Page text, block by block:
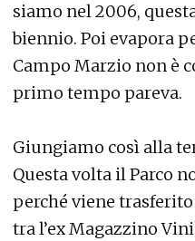
siamo nel 2006,
biennio. Poi evapora
Campo Marzio non è
primo tempo pareva.
Giungiamo così alla
Questa volta il Parco
perché viene
tra l’ex Magazzino